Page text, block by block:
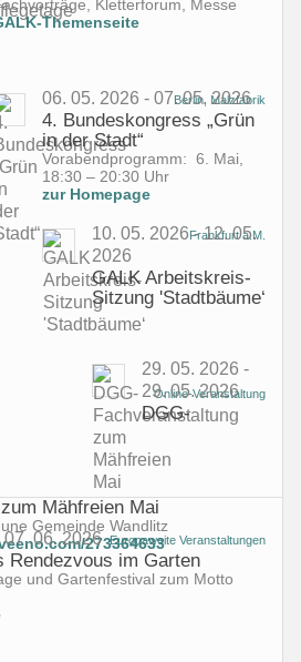
Kletterforum, Messe
Themenseite
06. 05. 2026 - 07. 05. 2026
4. Bundeskongress „Grün
in der Stadt“
Vorabendprogramm: 6. Mai,
18:30 – 20:30 Uhr
zur Homepage
Berlin, Malzfabrik
10. 05. 2026 - 12. 05.
2026
GALK Arbeitskreis-
Sitzung 'Stadtbäume‘
Frankfurt a.M.
29. 05. 2026 -
29. 05. 2026
DGG-
Mähfreien Mai
Gemeinde Wandlitz
273364633
Online-Veranstaltung
06. 2026
Rendezvous im Garten
und Gartenfestival zum Motto
Europaweite Veranstaltungen